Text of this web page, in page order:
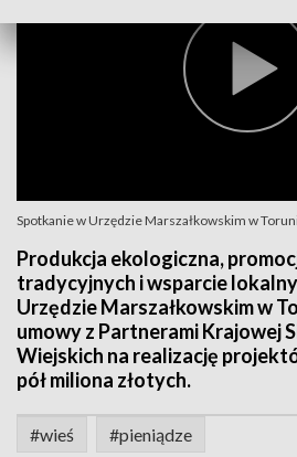
Spotkanie w Urzędzie Marszałkowskim w
Produkcja ekologiczna,
tradycyjnych i wsparcie
Urzędzie Marszałkowskim w
umowy z Partnerami Krajowej
Wiejskich na realizację
pół miliona złotych.
#wieś #pieniądze